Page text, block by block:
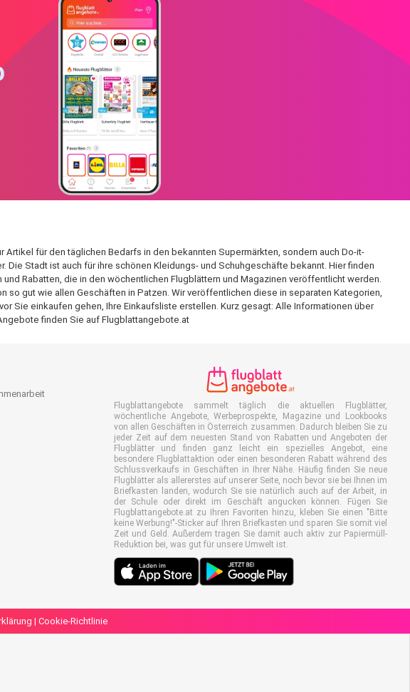
für den täglichen Bedarfs in den bekannten Supermärkten, sondern auch Do-it-
Stadt ist auch für ihre schönen Kleidungs- und Schuhgeschäfte bekannt. Hier finden
Rabatten, die in den wöchentlichen Flugblättern und Magazinen veröffentlicht werden.
gut wie allen Geschäften in Patzen. Wir veröffentlichen diese in separaten Kategorien,
Sie einkaufen gehen, Ihre Einkaufsliste erstellen. Kurz gesagt: Alle Informationen über
finden Sie auf Flugblattangebote.at
Flugblattangebote sammelt täglich die aktuellen Flugblätter,
wöchentliche Angebote, Werbeprospekte, Magazine und Lookbooks
von allen Geschäften in Österreich zusammen. Dadurch bleiben Sie zu
jeder Zeit auf dem neuesten Stand von Rabatten und Angeboten der
Flugblätter und finden ganz leicht ein spezielles Angebot, eine
besondere Flugblattaktion oder einen besonderen Rabatt während des
Schlussverkaufs in Geschäften in Ihrer Nähe. Häufig finden Sie neue
Flugblätter als allererstes auf unserer Seite, noch bevor sie bei Ihnen im
Briefkasten landen, wodurch Sie sie natürlich auch auf der Arbeit, in
der Schule oder direkt im Geschäft angucken können. Fügen Sie
Flugblattangebote.at zu Ihren Favoriten hinzu, kleben Sie einen "Bitte
keine Werbung!"-Sticker auf Ihren Briefkasten und sparen Sie somit viel
Zeit und Geld. Außerdem tragen Sie damit auch aktiv zur Papiermüll-
Reduktion bei, was gut für unsere Umwelt ist.
| Cookie-Richtlinie